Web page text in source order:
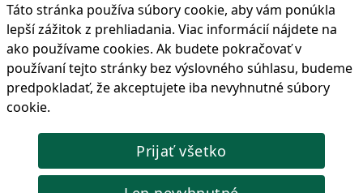
Táto stránka používa súbory cookie, aby vám ponúkla
lepší zážitok z prehliadania. Viac informácií nájdete na
ako používame cookies. Ak budete pokračovať v
používaní tejto stránky bez výslovného súhlasu, budeme
predpokladať, že akceptujete iba nevyhnutné súbory
cookie.
Prijať všetko
+36/30 343 6714
bratislava@lincos.sk
Lincos s.r.o., Rustaveliho 4, 831 06 Bratislava - m. č.
Rača, Slovensko
Iba sídlo firmy